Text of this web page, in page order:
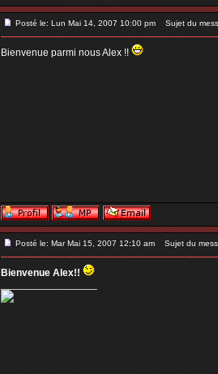
Posté le: Lun Mai 14, 2007 10:00 pm Sujet du
Bienvenue parmi nous Alex !!
Posté le: Mar Mai 15, 2007 12:10 am Sujet du
Bienvenue Alex!!
_________________